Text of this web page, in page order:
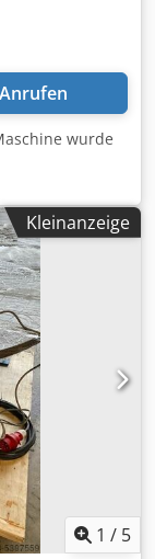
Anrufen
wurde
Kleinanzeige
1 / 5